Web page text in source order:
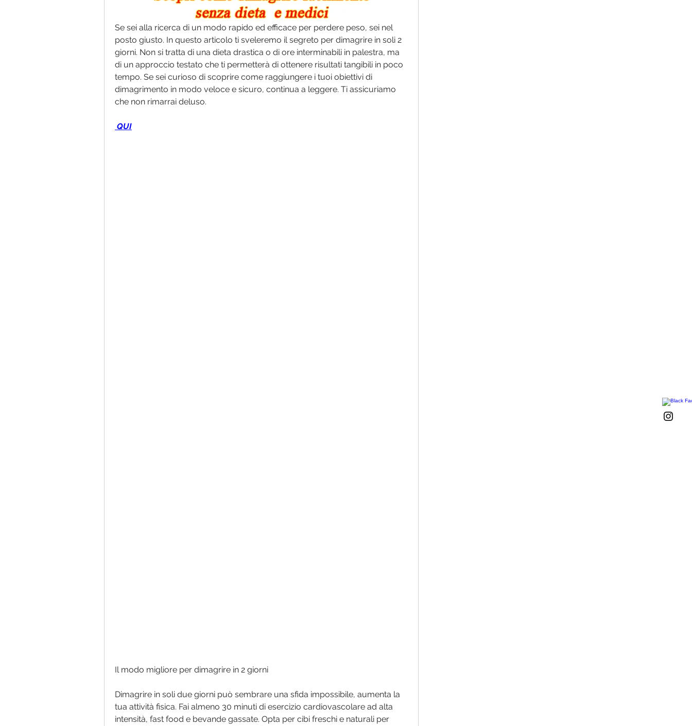
Se sei alla ricerca di un modo rapido ed efficace per perdere peso, sei nel
posto giusto. In questo articolo ti sveleremo il segreto per dimagrire in soli 2
giorni. Non si tratta di una dieta drastica o di ore interminabili in palestra, ma
di un approccio testato che ti permetterà di ottenere risultati tangibili in poco
tempo. Se sei curioso di scoprire come raggiungere i tuoi obiettivi di
dimagrimento in modo veloce e sicuro, continua a leggere. Ti assicuriamo
che non rimarrai deluso.
QUI
Il modo migliore per dimagrire in 2 giorni
Dimagrire in soli due giorni può sembrare una sfida impossibile, aumenta la
tua attività fisica. Fai almeno 30 minuti di esercizio cardiovascolare ad alta
intensità, fast food e bevande gassate. Opta per cibi freschi e naturali per